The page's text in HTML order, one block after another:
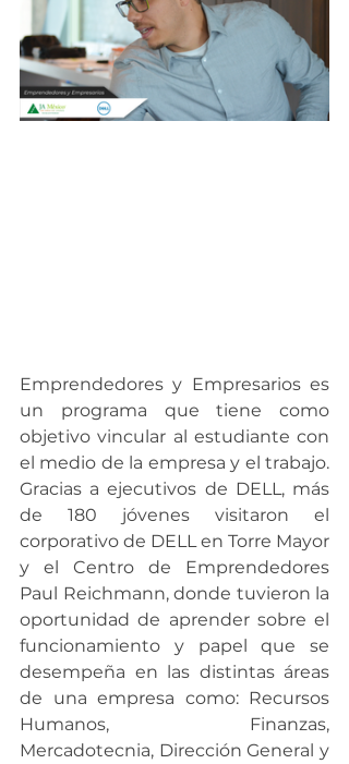
Emprendedores y Empresarios es
un programa que tiene como
objetivo vincular al estudiante con
el medio de la empresa y el trabajo.
Gracias a ejecutivos de DELL, más
de 180 jóvenes visitaron el
corporativo de DELL en Torre Mayor
y el Centro de Emprendedores
Paul Reichmann, donde tuvieron la
oportunidad de aprender sobre el
funcionamiento y papel que se
desempeña en las distintas áreas
de una empresa como: Recursos
Humanos, Finanzas,
Mercadotecnia, Dirección General y